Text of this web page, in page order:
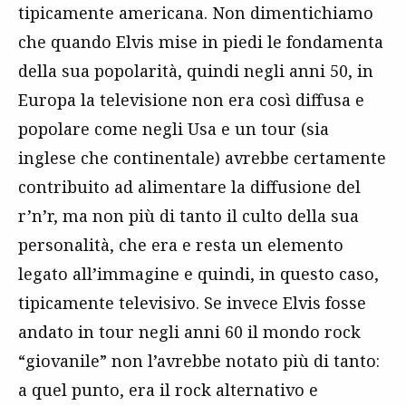
tipicamente americana. Non dimentichiamo
che quando Elvis mise in piedi le fondamenta
della sua popolarità, quindi negli anni 50, in
Europa la televisione non era così diffusa e
popolare come negli Usa e un tour (sia
inglese che continentale) avrebbe certamente
contribuito ad alimentare la diffusione del
r’n’r, ma non più di tanto il culto della sua
personalità, che era e resta un elemento
legato all’immagine e quindi, in questo caso,
tipicamente televisivo. Se invece Elvis fosse
andato in tour negli anni 60 il mondo rock
“giovanile” non l’avrebbe notato più di tanto:
a quel punto, era il rock alternativo e